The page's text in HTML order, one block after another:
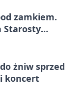
zamkiem.
Starosty
żniw sprzed
i koncert